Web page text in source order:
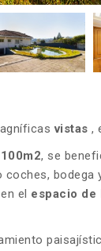
vistas ,
, se
bodega
el espacio de